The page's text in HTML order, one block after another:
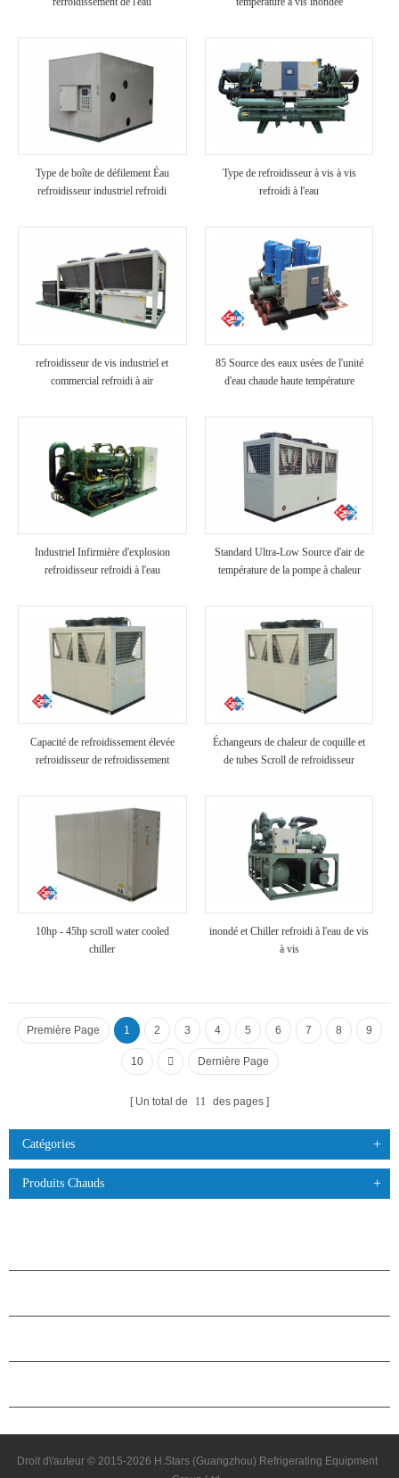
Type de boîte de défilement Éau
refroidisseur industriel refroidi
Type de refroidisseur à vis à vis
refroidi à l'eau
refroidisseur de vis industriel et
commercial refroidi à air
85 Source des eaux usées de l'unité
d'eau chaude haute température
Industriel Infirmière d'explosion
refroidisseur refroidi à l'eau
Standard Ultra-Low Source d'air de
température de la pompe à chaleur
Capacité de refroidissement élevée
refroidisseur de refroidissement
Échangeurs de chaleur de coquille et
de tubes Scroll de refroidisseur
10hp - 45hp scroll water cooled
chiller
inondé et Chiller refroidi à l'eau de vis
à vis
Première Page 1 2 3 4 5 6 7 8 9
10 Dernière Page
Un total de 11 des pages
Catégories
Produits Chauds
Droit d\'auteur © 2015-2026 H.Stars (Guangzhou) Refrigerating Equipment